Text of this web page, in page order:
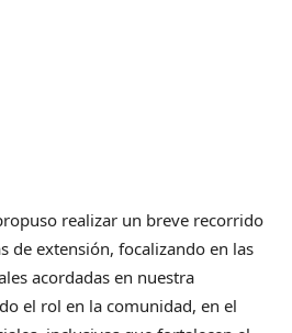
realizar un breve recorrido
de extensión, focalizando en las
acordadas en nuestra
el rol en la comunidad, en el